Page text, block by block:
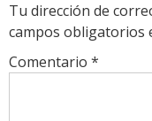
Tu dirección de
campos obligatorios
Comentario *